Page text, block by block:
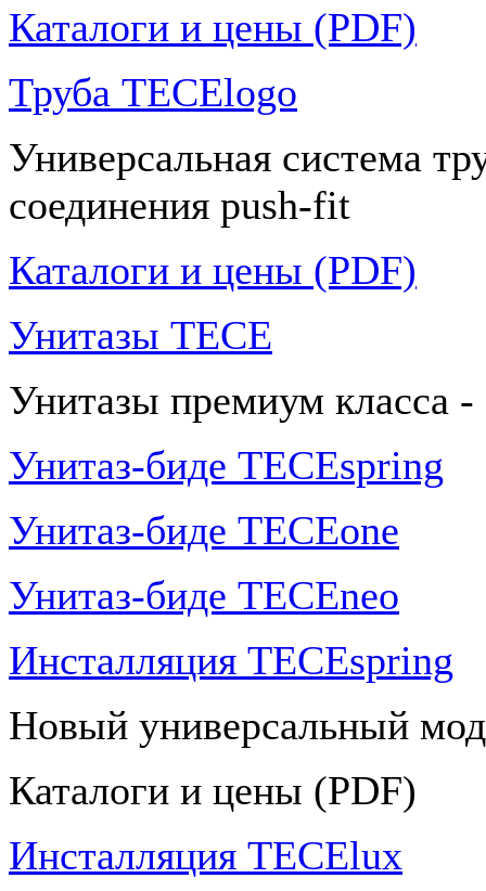
Каталоги и цены (PDF)
Труба TECElogo
Универсальная система
соединения push-fit
Каталоги и цены (PDF)
Унитазы TECE
Унитазы премиум класса -
Унитаз-биде TECEspring
Унитаз-биде TECEone
Унитаз-биде TECEneo
Инсталляция TECEspring
Новый универсальный
Каталоги и цены (PDF)
Инсталляция TECElux